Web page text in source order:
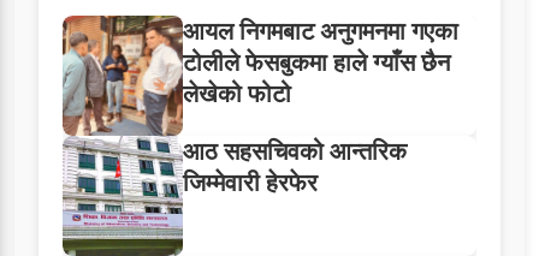
आयल निगमबाट अनुगमनमा गएका
टोलीले फेसबुकमा हाले ग्याँस छैन
लेखेको फोटो
आठ सहसचिवको आन्तरिक
जिम्मेवारी हेरफेर